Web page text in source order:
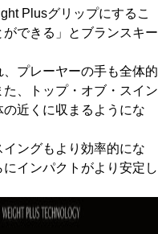
Plusグリップにするこ
できる」とブランスキー
、プレーヤーの手も全体的
、トップ・オブ・スイン
近くに収まるようにな
ングもより効率的にな
インパクトがより安定し